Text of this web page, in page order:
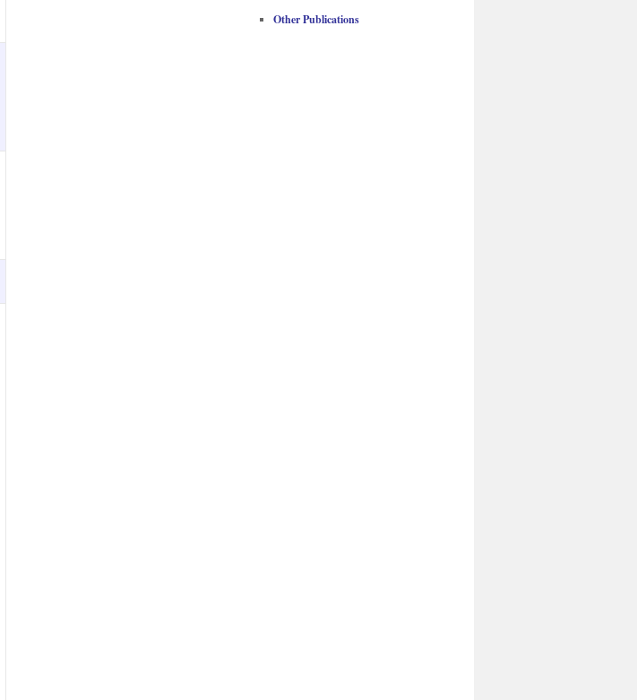
Other Publications